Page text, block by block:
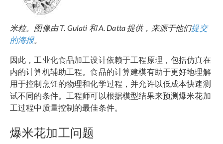
米粒。图像由 T. Gulati 和 A. Datta 提供，来源于他们提交
的海报。
因此，工业化食品加工设计依赖于工程原理，包括仿真在
内的计算机辅助工程。食品的计算建模有助于更好地理解
用于控制烹饪的物理和化学过程，并允许以低成本快速测
试不同的条件。工程师可以根据模型结果来预测爆米花加
工过程中质量控制的最佳条件。
爆米花加工问题